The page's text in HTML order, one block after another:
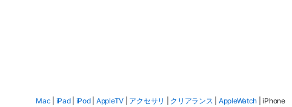
Mac iPad| iPod| AppleTV アクセサリ クリアランス AppleWatch | iPhone